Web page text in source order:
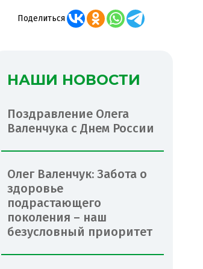
Поделиться
НАШИ НОВОСТИ
Поздравление Олега
Валенчука с Днем России
Олег Валенчук: Забота о
здоровье
подрастающего
поколения – наш
безусловный приоритет